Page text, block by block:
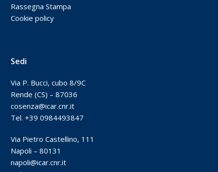
Rassegna Stampa
Cookie policy
Sedi
Via P. Bucci, cubo 8/9C
Rende (CS) – 87036
cosenza@icar.cnr.it
Tel. +39 0984493847
Via Pietro Castellino, 111
Napoli – 80131
napoli@icar.cnr.it